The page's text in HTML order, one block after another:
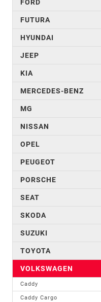
FORD
FUTURA
HYUNDAI
JEEP
KIA
MERCEDES-BENZ
MG
NISSAN
OPEL
PEUGEOT
PORSCHE
SEAT
SKODA
SUZUKI
TOYOTA
VOLKSWAGEN
Caddy
Caddy Cargo